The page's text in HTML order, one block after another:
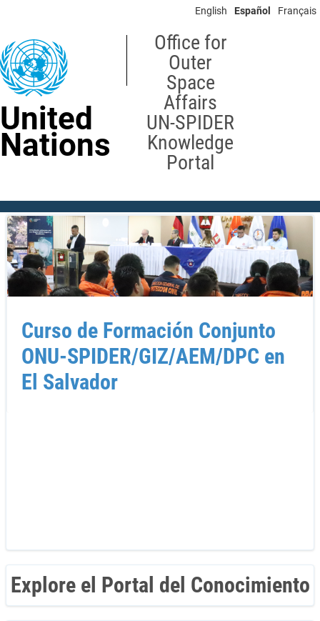
content
English Español Français
United
Nations
Office for
Outer
Space
Affairs
UN-SPIDER
Knowledge
Portal
Curso de Formación Conjunto
ONU-SPIDER/GIZ/AEM/DPC en
El Salvador
Explore el Portal del Conocimiento